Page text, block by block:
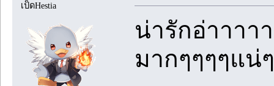
เป็ดHestia
น่ารักอ่าาาา
มากๆๆๆๆแน่ๆ